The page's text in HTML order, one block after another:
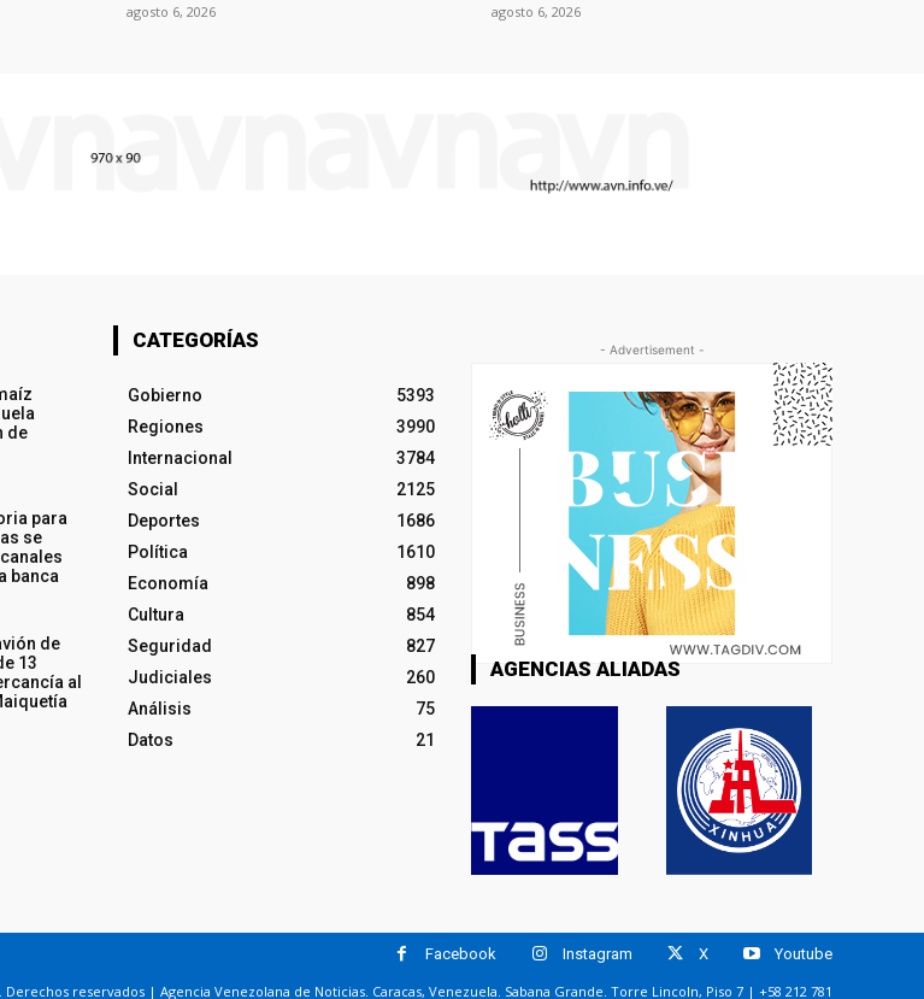
agosto 6, 2026 agosto 6, 2026
de
para
se
banca
de
13
al
CATEGORÍAS
Gobierno
5393
Regiones
3990
Internacional
3784
Social
2125
Deportes
1686
Política
1610
Economía
898
Cultura
854
Seguridad
827
Judiciales
260
Análisis
75
Datos
21
- Advertisement -
AGENCIAS ALIADAS
Facebook Instagram X Youtube
Derechos reservados | Agencia Venezolana de Noticias. Caracas, Venezuela. Sabana Grande. Torre Lincoln, Piso 7 | +58 212 781